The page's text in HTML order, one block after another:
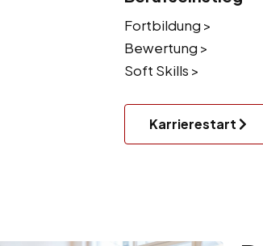
Fortbildung >
Bewertung >
Soft Skills >
Karrierestart